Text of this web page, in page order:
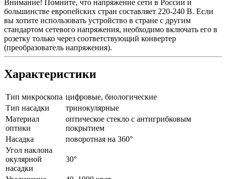
Внимание! Помните, что напряжение сети в России и
большинстве европейских стран составляет 220-240 В. Если
вы хотите использовать устройство в стране с другим
стандартом сетевого напряжения, необходимо включать его в
розетку только через соответствующий конвертер
(преобразователь напряжения).
Характеристики
Тип микроскопа цифровые, биологические
Тип насадки
тринокулярные
Материал
оптики
оптическое стекло с антигрибковым
покрытием
Насадка
поворотная на 360°
Угол наклона
окулярной
насадки
30°